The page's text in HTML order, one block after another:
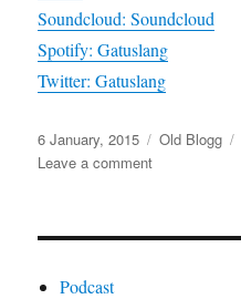
Soundcloud: Soundcloud
Spotify: Gatuslang
Twitter: Gatuslang
Posted
on
6 January, 2015 Categories
Old Blogg
Leave a commenton
Youthman/
Podcast